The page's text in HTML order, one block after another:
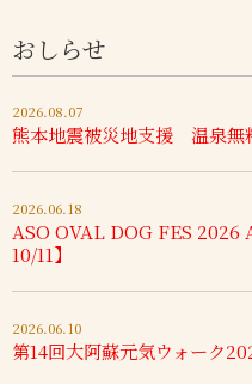
おしらせ
2026.08.07
熊本地震被災地支援 温泉無
2026.06.18
ASO OVAL DOG FES 2026
10/11】
2026.06.10
第14回大阿蘇元気ウォーク